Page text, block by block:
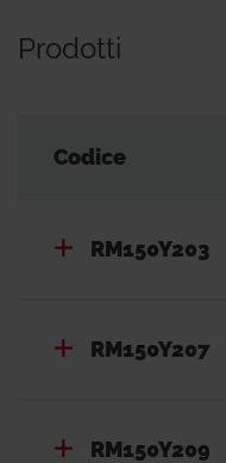
Prodotti
Codice
RM150Y203
RM150Y207
RM150Y209